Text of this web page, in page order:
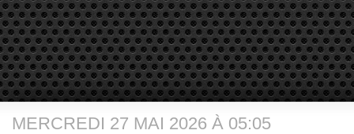
MERCREDI 27 MAI 2026 À 05:05